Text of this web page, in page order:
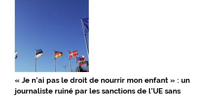
« Je n’ai pas le droit de nourrir mon enfant » : un
journaliste ruiné par les sanctions de l’UE sans